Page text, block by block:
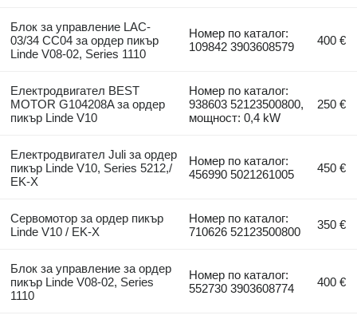
Блок за управление LAC-
03/34 CC04 за ордер пикър
Linde V08-02, Series 1110
Номер по каталог:
109842 3903608579
400 €
Електродвигател BEST
MOTOR G104208A за ордер
пикър Linde V10
Номер по каталог:
938603 52123500800,
мощност: 0,4 kW
250 €
Електродвигател Juli за ордер
пикър Linde V10, Series 5212,/
EK-X
Номер по каталог:
456990 5021261005
450 €
Сервомотор за ордер пикър
Linde V10 / EK-X
Номер по каталог:
710626 52123500800
350 €
Блок за управление за ордер
пикър Linde V08-02, Series
1110
Номер по каталог:
552730 3903608774
400 €